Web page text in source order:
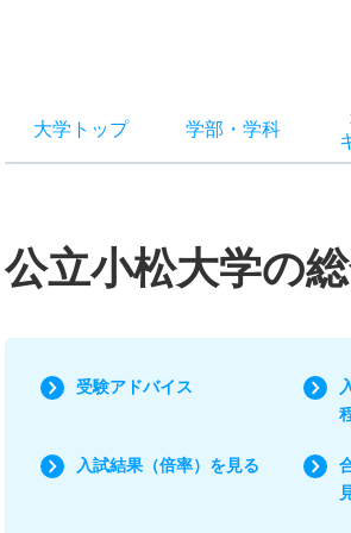
大学トップ 学部 ・ 学科
公立小松大学の
受験アドバイス
入試結果（倍率）を見る